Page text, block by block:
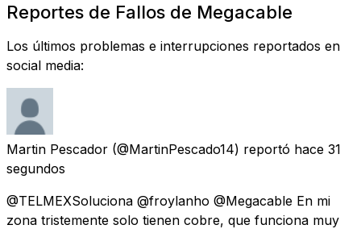
Reportes de Fallos de Megacable
Los últimos problemas e interrupciones reportados en
social media:
Martin Pescador (@MartinPescado14) reportó hace 31
segundos
@TELMEXSoluciona @froylanho @Megacable En mi
zona tristemente solo tienen cobre, que funciona muy